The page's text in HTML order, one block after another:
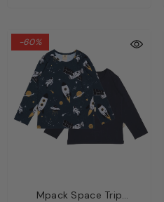
-60%
Mpack Space Trip